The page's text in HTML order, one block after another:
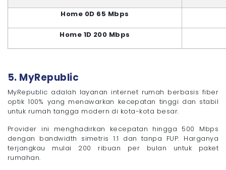
Home 0D 65 Mbps
Home 1D 200 Mbps
5. MyRepublic
MyRepublic adalah layanan internet rumah berbasis fiber
optik 100% yang menawarkan kecepatan tinggi dan stabil
untuk rumah tangga modern di kota-kota besar.
Provider ini menghadirkan kecepatan hingga 500 Mbps
dengan bandwidth simetris 1:1 dan tanpa FUP. Harganya
terjangkau mulai 200 ribuan per bulan untuk paket
rumahan.